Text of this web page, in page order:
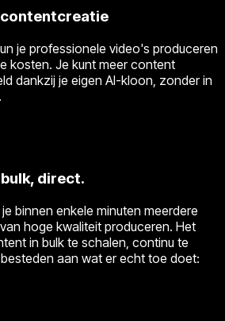
je professionele video's produceren
kosten. Je kunt meer content
dankzij je eigen AI-kloon, zonder in
direct.
binnen enkele minuten meerdere
hoge kwaliteit produceren. Het
in bulk te schalen, continu te
aan wat er echt toe doet: